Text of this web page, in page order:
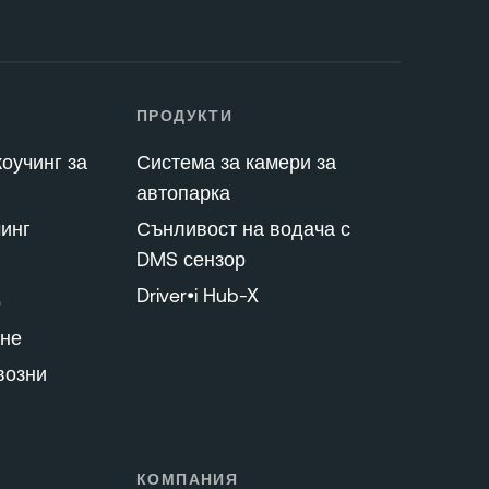
за
ПРОДУКТИ
Система за камери за
автопарка
Сънливост на водача с
DMS сензор
Driver•i Hub-X
КОМПАНИЯ